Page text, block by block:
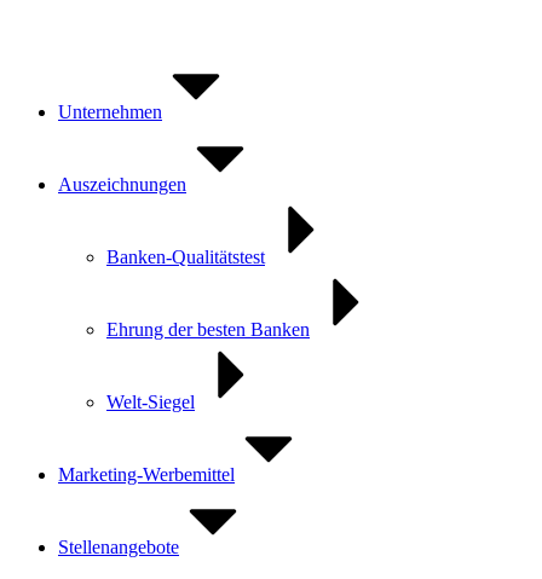
Unternehmen
Auszeichnungen
Banken-Qualitätstest
Ehrung der besten Banken
Welt-Siegel
Marketing-Werbemittel
Stellenangebote